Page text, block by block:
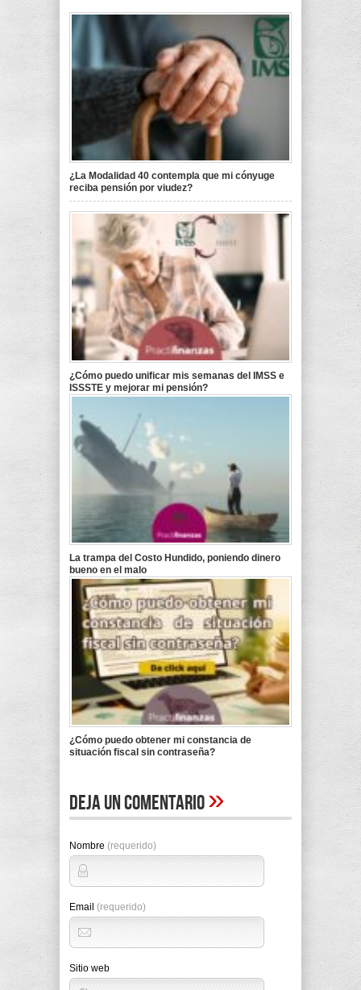
¿La Modalidad 40 contempla que mi cónyuge
reciba pensión por viudez?
¿Cómo puedo unificar mis semanas del IMSS e
ISSSTE y mejorar mi pensión?
La trampa del Costo Hundido, poniendo dinero
bueno en el malo
¿Cómo puedo obtener mi constancia de
situación fiscal sin contraseña?
Deja un comentario»
Nombre (requerido)
Email (requerido)
Sitio web